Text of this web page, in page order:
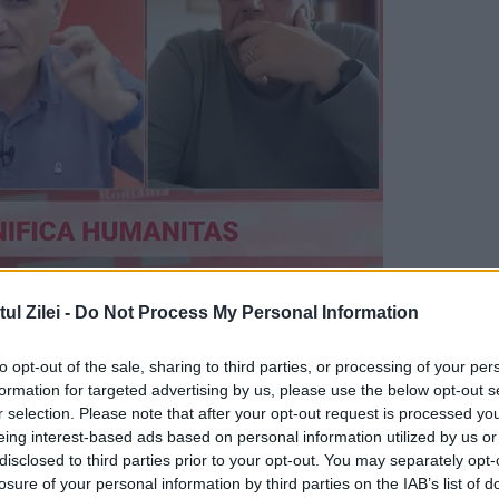
Zilei - Do Not Process My Personal Information
opt-out of the sale, sharing to third parties, or processing of your
for targeted advertising by us, please use the below opt-out
selection. Please note that after your opt-out request is processed
interest-based ads based on personal information utilized by us
to third parties prior to your opt-out. You may separately
of your personal information by third parties on the IAB’s list of
o carte care va provoca, probabil, discuții
Editurii Curtea Veche pentru Bookfest
timp de 11 ani în slujba enoriașilor. Autorul
publicat de Patriarhia Ortodoxă Română.
Aion.